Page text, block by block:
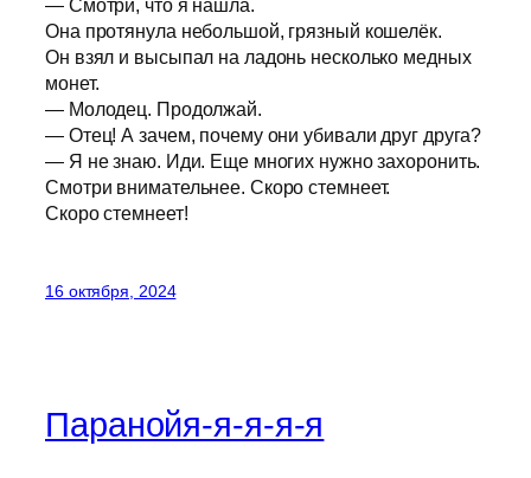
— Смотри, что я нашла.
Она протянула небольшой, грязный кошелёк.
Он взял и высыпал на ладонь несколько медных
монет.
— Молодец. Продолжай.
— Отец! А зачем, почему они убивали друг друга?
— Я не знаю. Иди. Еще многих нужно захоронить.
Смотри внимательнее. Скоро стемнеет.
Скоро стемнеет!
16 октября, 2024
Паранойя-я-я-я-я